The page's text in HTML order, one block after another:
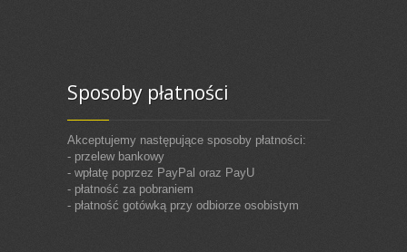
Sposoby płatności
Akceptujemy następujące sposoby płatności:
- przelew bankowy
- wpłatę poprzez PayPal oraz PayU
- płatność za pobraniem
- płatność gotówką przy odbiorze osobistym